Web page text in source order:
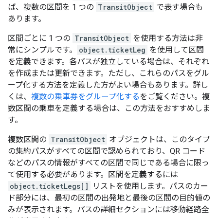
ば、複数の区間を 1 つの TransitObject で表す場合も
あります。
区間ごとに 1 つの TransitObject を使用する方法は非
常にシンプルです。
object.ticketLeg を使用して区間
を定義できます。各パスが独立している場合は、それぞれ
を作成または更新できます。ただし、これらのパスをグル
ープ化する方法を定義した方がよい場合もあります。詳し
くは、 複数の乗車券をグループ化するをご覧ください。複
数区間の乗車を定義する場合は、この方法をおすすめしま
す。
複数区間の TransitObject オブジェクトは、このタイプ
の集約パスがすべての区間で認められており、QR コード
などのパスの情報がすべての区間で同じである場合に限っ
て使用する必要があります。区間を定義するには
object.ticketLegs[]
リストを使用します。パスのカー
ド部分には、最初の区間の出発地と最後の区間の目的値の
みが表示されます。パスの詳細セクションには移動経路全